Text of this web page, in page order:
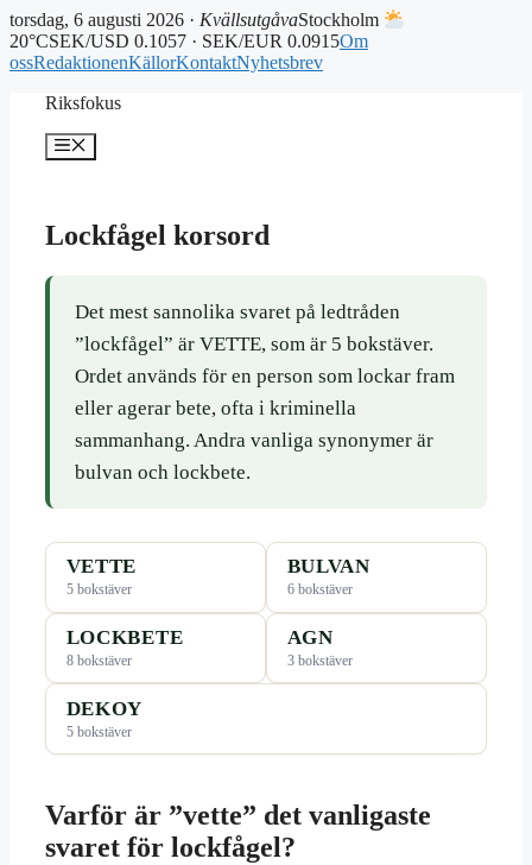
torsdag, 6 augusti 2026 · KvällsutgåvaStockholm
20°CSEK/USD 0.1057 · SEK/EUR 0.0915Om
ossRedaktionenKällorKontaktNyhetsbrev
Riksfokus
Meny
Lockfågel korsord
Det mest sannolika svaret på ledtråden
”lockfågel” är VETTE, som är 5 bokstäver.
Ordet används för en person som lockar fram
eller agerar bete, ofta i kriminella
sammanhang. Andra vanliga synonymer är
bulvan och lockbete.
VETTE
5 bokstäver
BULVAN
6 bokstäver
LOCKBETE
8 bokstäver
AGN
3 bokstäver
DEKOY
5 bokstäver
Varför är ”vette” det vanligaste
svaret för lockfågel?